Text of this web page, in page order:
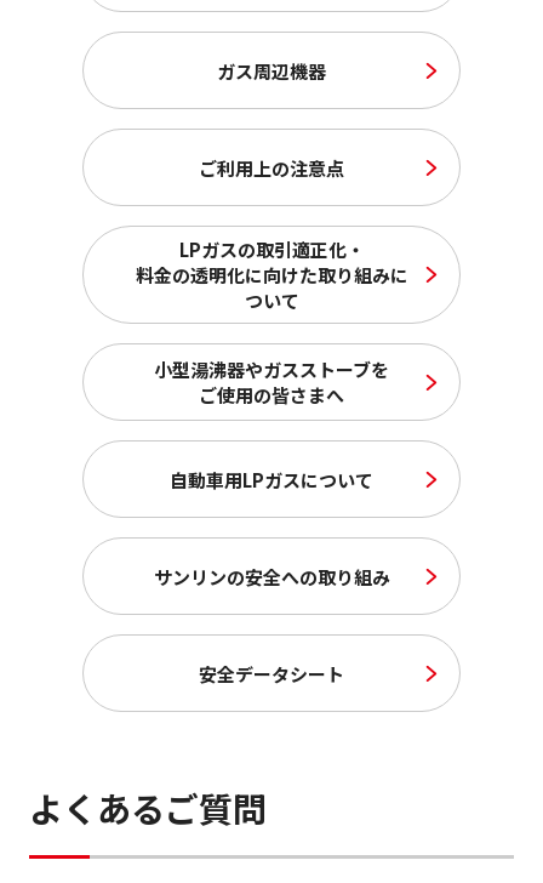
ガス周辺機器
ご利用上の注意点
LPガスの取引適正化・
料金の透明化に向けた取り組みに
ついて
小型湯沸器やガスストーブを
ご使用の皆さまへ
自動車用LPガスについて
サンリンの安全への取り組み
安全データシート
よくあるご質問